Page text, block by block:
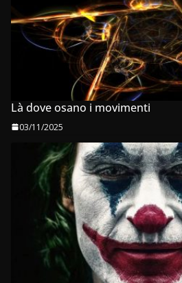
Là dove osano i movimenti
03/11/2025